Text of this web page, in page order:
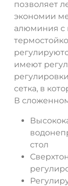
позволяет
экономии
алюминия с
имеют
сетка, в
В
стол